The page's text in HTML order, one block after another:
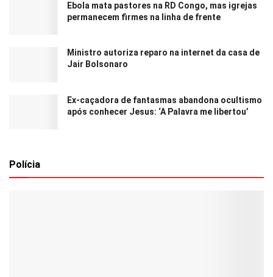
Ebola mata pastores na RD Congo, mas igrejas
permanecem firmes na linha de frente
Ministro autoriza reparo na internet da casa de
Jair Bolsonaro
Ex-caçadora de fantasmas abandona ocultismo
após conhecer Jesus: ‘A Palavra me libertou’
Polícia